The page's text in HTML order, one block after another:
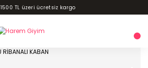
1500 TL üzeri ücretsiz kargo